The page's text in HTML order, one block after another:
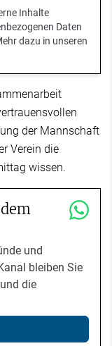
Inhalte
Daten
dazu in unseren
der Mannschaft
Verein die
wissen.
und
bleiben Sie
die